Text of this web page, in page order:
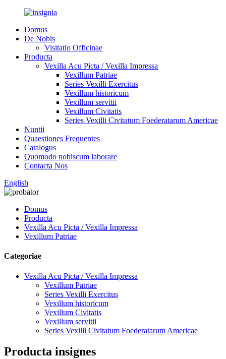
Domus
De Nobis
Visitatio Officinae
Producta
Vexilla Acu Picta / Vexilla Impressa
Vexillum Patriae
Series Vexilli Exercitus
Vexillum historicum
Vexillum servitii
Vexillum Civitatis
Series Vexilli Civitatum Foederatarum Americae
Nuntii
Quaestiones Frequentes
Catalogus
Quomodo nobiscum laborare
Contacta Nos
English
Domus
Producta
Vexilla Acu Picta / Vexilla Impressa
Vexillum Patriae
Categoriae
Vexilla Acu Picta / Vexilla Impressa
Vexillum Patriae
Series Vexilli Exercitus
Vexillum historicum
Vexillum Civitatis
Vexillum servitii
Series Vexilli Civitatum Foederatarum Americae
Producta insignes